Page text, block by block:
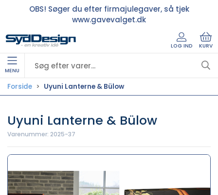
OBS! Søger du efter firmajulegaver, så tjek
www.gavevalget.dk
LOG IND KURV
MENU
Forside Uyuni Lanterne & Bülow
Uyuni Lanterne & Bülow
Varenummer: 2025-37